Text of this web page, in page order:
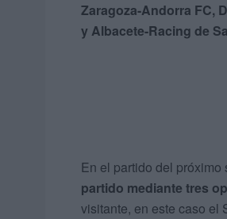
Zaragoza-Andorra FC,
y Albacete-Racing de
En el partido del próximo
partido mediante tres
visitante, en este caso el